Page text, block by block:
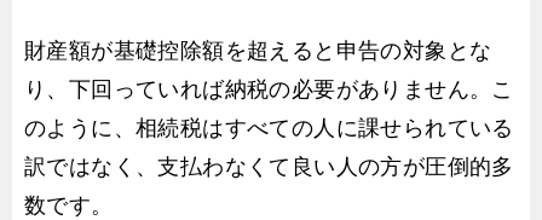
財産額が基礎控除額を超えると申告の対象とな
り、下回っていれば納税の必要がありません。こ
のように、相続税はすべての人に課せられている
訳ではなく、支払わなくて良い人の方が圧倒的多
数です。